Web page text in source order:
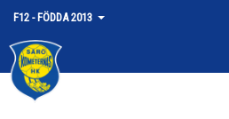
F12 - FÖDDA 2013
HEM